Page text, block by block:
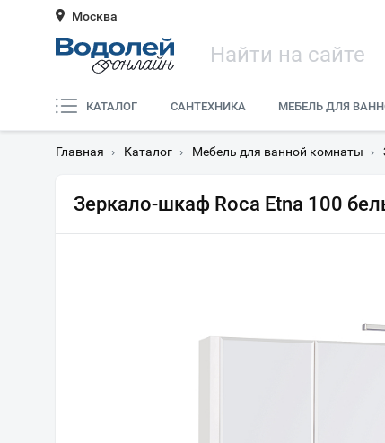
Москва
КАТАЛОГ САНТЕХНИКА МЕБЕЛЬ ДЛЯ
Главная › Каталог › Мебель для ванной комнаты ›
Зеркало-шкаф Roca Etna 100